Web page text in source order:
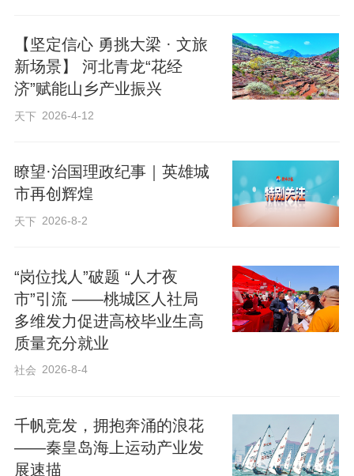
节庆成为文旅新支点
“三、二、一，开粽！”去年5月28日，
青龙满族自治县隔河头镇大森店村的百姓
【坚定信心 勇挑大梁 · 文旅
新场景】 河北青龙“花经
济”赋能山乡产业振兴
天下 2026-4-12
瞭望·治国理政纪事｜英雄城
市再创辉煌
天下 2026-8-2
“岗位找人”破题 “人才夜
市”引流 ——桃城区人社局
多维发力促进高校毕业生高
质量充分就业
社会 2026-8-4
千帆竞发，拥抱奔涌的浪花
——秦皇岛海上运动产业发
展速描